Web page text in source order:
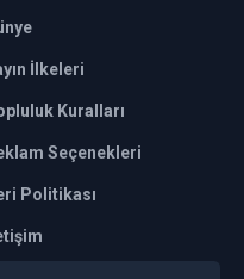
İlkeleri
Kuralları
Seçenekleri
Politikası